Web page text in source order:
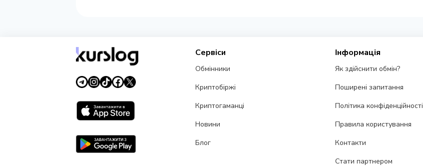
Сервіси
Обмінники
Криптобіржі
Криптогаманці
Новини
Блог
Інформація
Як здійснити обмін?
Поширені запитання
Політика конфіденційності
Правила користування
Контакти
Стати партнером